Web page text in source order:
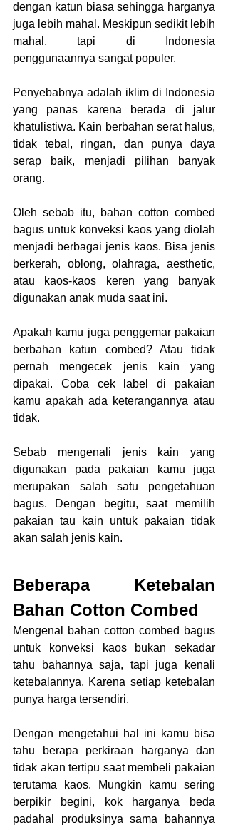
dengan katun biasa sehingga harganya
juga lebih mahal. Meskipun sedikit lebih
mahal, tapi di Indonesia
penggunaannya sangat populer.
Penyebabnya adalah iklim di Indonesia
yang panas karena berada di jalur
khatulistiwa. Kain berbahan serat halus,
tidak tebal, ringan, dan punya daya
serap baik, menjadi pilihan banyak
orang.
Oleh sebab itu, bahan cotton combed
bagus untuk konveksi kaos yang diolah
menjadi berbagai jenis kaos. Bisa jenis
berkerah, oblong, olahraga, aesthetic,
atau kaos-kaos keren yang banyak
digunakan anak muda saat ini.
Apakah kamu juga penggemar pakaian
berbahan katun combed? Atau tidak
pernah mengecek jenis kain yang
dipakai. Coba cek label di pakaian
kamu apakah ada keterangannya atau
tidak.
Sebab mengenali jenis kain yang
digunakan pada pakaian kamu juga
merupakan salah satu pengetahuan
bagus. Dengan begitu, saat memilih
pakaian tau kain untuk pakaian tidak
akan salah jenis kain.
Beberapa Ketebalan
Bahan Cotton Combed
Mengenal bahan cotton combed bagus
untuk konveksi kaos bukan sekadar
tahu bahannya saja, tapi juga kenali
ketebalannya. Karena setiap ketebalan
punya harga tersendiri.
Dengan mengetahui hal ini kamu bisa
tahu berapa perkiraan harganya dan
tidak akan tertipu saat membeli pakaian
terutama kaos. Mungkin kamu sering
berpikir begini, kok harganya beda
padahal produksinya sama bahannya